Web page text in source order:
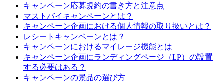
キャンペーン応募規約の書き方と注意点
マストバイキャンペーンとは？
キャンペーン企画における個人情報の取り扱いとは？
レシートキャンペーンとは？
キャンペーンにおけるマイレージ機能とは
キャンペーン企画にランディングページ（LP）の設置
する必要はある？
キャンペーンの景品の選び方